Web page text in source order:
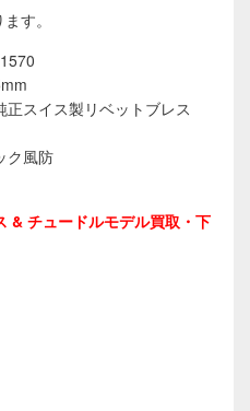
す。
スイス製リベットブレス
ク風防
& チュードルモデル買取・下